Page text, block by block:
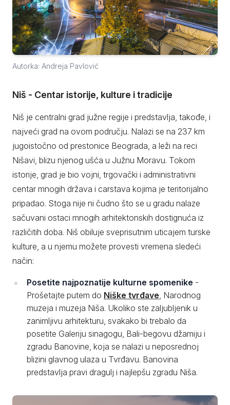
Autorka: Andreja Pavlović
Niš - Centar istorije, kulture i tradicije
Niš je centralni grad južne regije i predstavlja, takođe, i
najveći grad na ovom području. Nalazi se na 237 km
jugoistočno od prestonice Beograda, a leži na reci
Nišavi, blizu njenog ušća u Južnu Moravu. Tokom
istorije, grad je bio vojni, trgovački i administrativni
centar mnogih država i carstava kojima je teritorijalno
pripadao. Stoga nije ni čudno što se u gradu nalaze
sačuvani ostaci mnogih arhitektonskih dostignuća iz
različitih doba. Niš obiluje sveprisutnim uticajem turske
kulture, a u njemu možete provesti vremena sledeći
način:
Posetite najpoznatije kulturne spomenike -
Prošetajte putem do Niške tvrđave, Narodnog
muzeja i muzeja Niša. Ukoliko ste zaljubljenik u
zanimljivu arhitekturu, svakako bi trebalo da
posetite Galeriju sinagogu, Bali-begovu džamiju i
zgradu Banovine, koja se nalazi u neposrednoj
blizini glavnog ulaza u Tvrđavu. Banovina
predstavlja pravi dragulj i najlepšu zgradu Niša.